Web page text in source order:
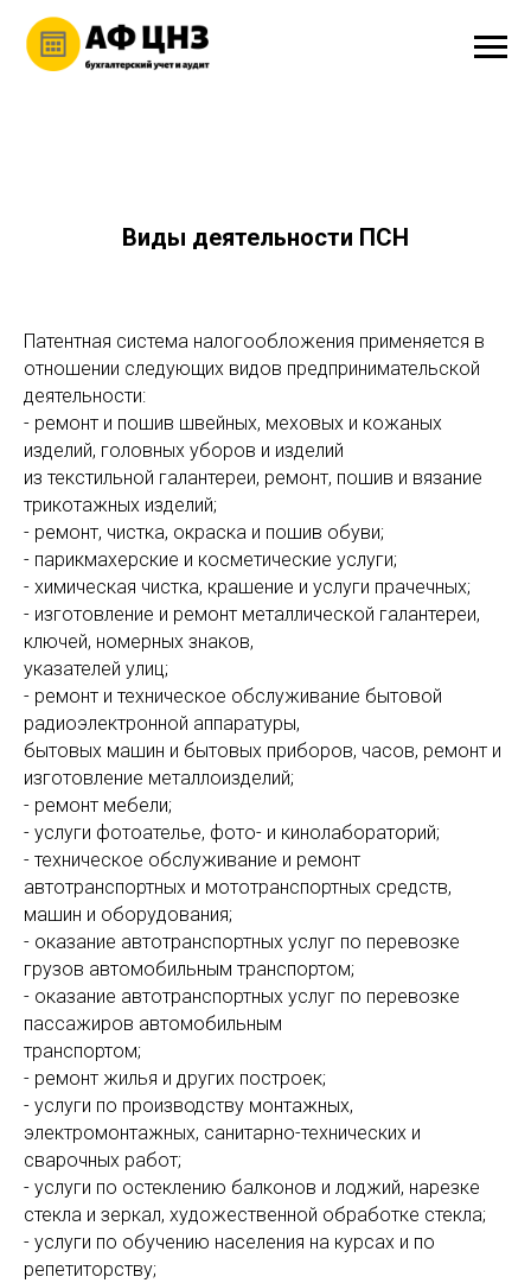
Виды деятельности ПСН
Патентная система налогообложения применяется в
отношении следующих видов предпринимательской
деятельности:
- ремонт и пошив швейных, меховых и кожаных
изделий, головных уборов и изделий
из текстильной галантереи, ремонт, пошив и вязание
трикотажных изделий;
- ремонт, чистка, окраска и пошив обуви;
- парикмахерские и косметические услуги;
- химическая чистка, крашение и услуги прачечных;
- изготовление и ремонт металлической галантереи,
ключей, номерных знаков,
указателей улиц;
- ремонт и техническое обслуживание бытовой
радиоэлектронной аппаратуры,
бытовых машин и бытовых приборов, часов, ремонт и
изготовление металлоизделий;
- ремонт мебели;
- услуги фотоателье, фото- и кинолабораторий;
- техническое обслуживание и ремонт
автотранспортных и мототранспортных средств,
машин и оборудования;
- оказание автотранспортных услуг по перевозке
грузов автомобильным транспортом;
- оказание автотранспортных услуг по перевозке
пассажиров автомобильным
транспортом;
- ремонт жилья и других построек;
- услуги по производству монтажных,
электромонтажных, санитарно-технических и
сварочных работ;
- услуги по остеклению балконов и лоджий, нарезке
стекла и зеркал, художественной обработке стекла;
- услуги по обучению населения на курсах и по
репетиторству;